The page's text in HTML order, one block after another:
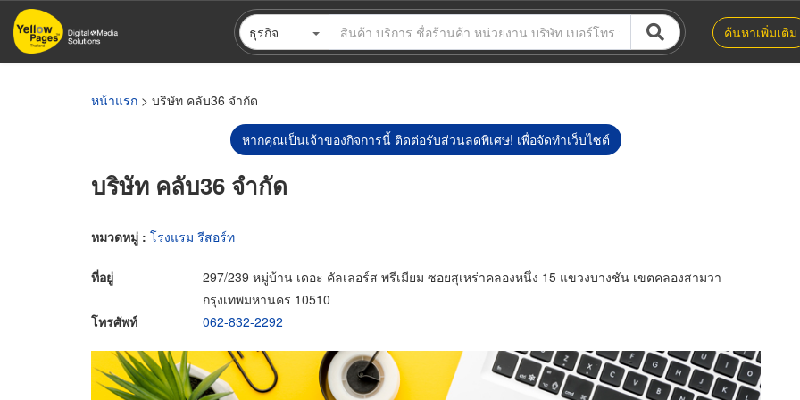
ข้าม
ไป
ธุรกิจ ค้นหาเพิ่มเติม
หน้าแรก > บริษัท คลับ36 จำกัด
หากคุณเป็นเจ้าของกิจการนี้ ติดต่อรับส่วนลดพิเศษ! เพื่อจัดทำเว็บไซต์
บริษัท คลับ36 จำกัด
หมวดหมู่ : โรงแรม รีสอร์ท
ที่อยู่
297/239 หมู่บ้าน เดอะ คัลเลอร์ส พรีเมียม ซอยสุเหร่าคลองหนึ่ง 15 แขวงบางชัน เขตคลองสามวา
กรุงเทพมหานคร 10510
โทรศัพท์
062-832-2292